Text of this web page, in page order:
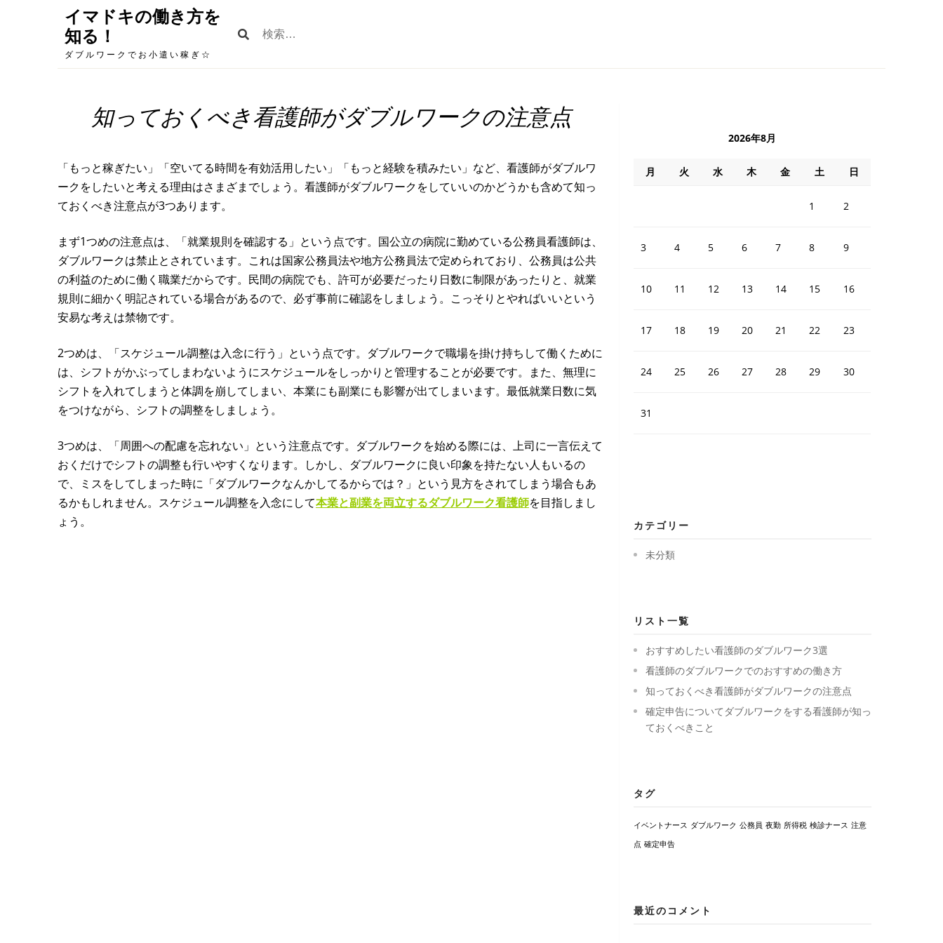
イマドキの働き方を
知る！
ダブルワークでお小遣い稼ぎ☆
検
知っておくべき看護師がダブルワークの注意点
「もっと稼ぎたい」「空いてる時間を有効活用したい」「もっと経験を積みたい」など、看護師がダブルワ
ークをしたいと考える理由はさまざまでしょう。看護師がダブルワークをしていいのかどうかも含めて知っ
ておくべき注意点が3つあります。
まず1つめの注意点は、「就業規則を確認する」という点です。国公立の病院に勤めている公務員看護師は、
ダブルワークは禁止とされています。これは国家公務員法や地方公務員法で定められており、公務員は公共
の利益のために働く職業だからです。民間の病院でも、許可が必要だったり日数に制限があったりと、就業
規則に細かく明記されている場合があるので、必ず事前に確認をしましょう。こっそりとやればいいという
安易な考えは禁物です。
2つめは、「スケジュール調整は入念に行う」という点です。ダブルワークで職場を掛け持ちして働くために
は、シフトがかぶってしまわないようにスケジュールをしっかりと管理することが必要です。また、無理に
シフトを入れてしまうと体調を崩してしまい、本業にも副業にも影響が出てしまいます。最低就業日数に気
をつけながら、シフトの調整をしましょう。
3つめは、「周囲への配慮を忘れない」という注意点です。ダブルワークを始める際には、上司に一言伝えて
おくだけでシフトの調整も行いやすくなります。しかし、ダブルワークに良い印象を持たない人もいるの
で、ミスをしてしまった時に「ダブルワークなんかしてるからでは？」という見方をされてしまう場合もあ
るかもしれません。スケジュール調整を入念にして本業と副業を両立するダブルワーク看護師を目指しまし
ょう。
2026年8月
月 火 水 木 金 土 日
1 2
3 4 5 6 7 8 9
10 11 12 13 14 15 16
17 18 19 20 21 22 23
24 25 26 27 28 29 30
31
カテゴリー
未分類
リスト一覧
おすすめしたい看護師のダブルワーク3選
看護師のダブルワークでのおすすめの働き方
知っておくべき看護師がダブルワークの注意点
確定申告についてダブルワークをする看護師が知っ
ておくべきこと
タグ
イベントナース ダブルワーク 公務員 夜勤 所得税 検診ナース 注意
点 確定申告
最近のコメント